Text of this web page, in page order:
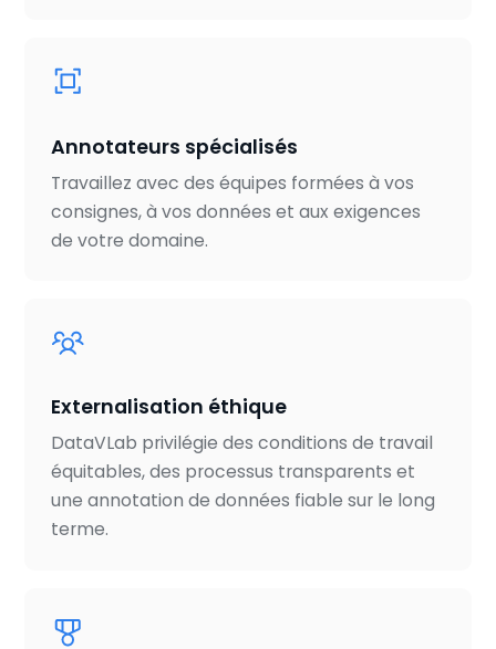
Annotateurs spécialisés
Travaillez avec des équipes formées à vos
consignes, à vos données et aux exigences
de votre domaine.
Externalisation éthique
DataVLab privilégie des conditions de travail
équitables, des processus transparents et
une annotation de données fiable sur le long
terme.